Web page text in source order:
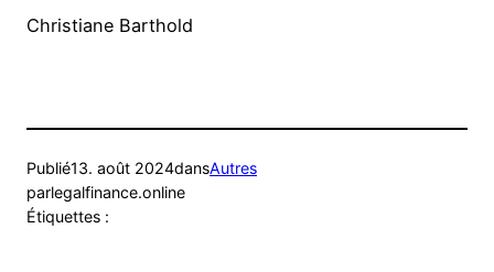
Christiane Barthold
Publié13. août 2024dansAutres
parlegalfinance.online
Étiquettes :